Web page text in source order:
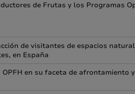
de Frutas y los Programas
de visitantes de espacios
en España
en su faceta de afrontamiento